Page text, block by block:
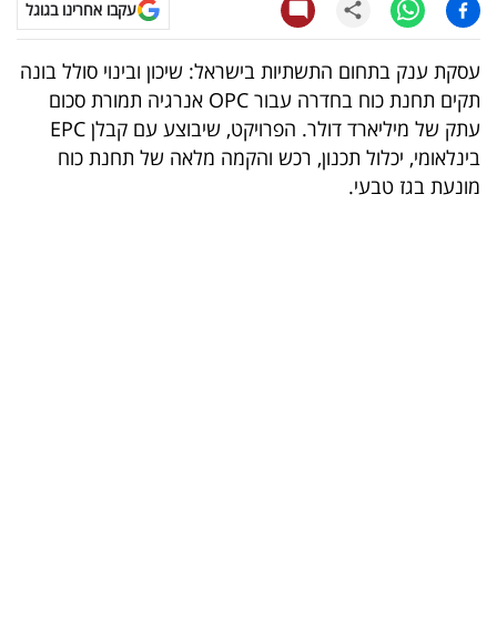
טלוויזיה
עסקי
ספורט
קריירה
ולימודים
עקבו אחרינו בגוגל
עסקת ענק בתחום התשתיות בישראל: שיכון ובינוי סולל בונה
תקים תחנת כוח בחדרה עבור OPC אנרגיה תמורת סכום
עתק של מיליארד דולר. הפרויקט, שיבוצע עם קבלן EPC
בינלאומי, יכלול תכנון, רכש והקמה מלאה של תחנת כוח
מונעת בגז טבעי.